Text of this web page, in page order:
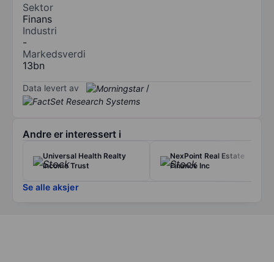
Sektor
Finans
Industri
-
Markedsverdi
13bn
Data levert av /
Andre er interessert i
Universal Health Realty
Income Trust
NexPoint Real Estate
Finance Inc
Se alle aksjer